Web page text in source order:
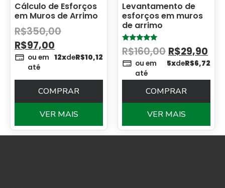
Cálculo de Esforços
em Muros de Arrimo
R$350,00
R$97,00
ou em
até
12xdeR$10,12
COMPRAR
VER MAIS
Levantamento de
esforços em muros
de arrimo
Avaliação
5.00
de 5
R$160,00 R$29,90
ou em
até
5xdeR$6,72
COMPRAR
VER MAIS